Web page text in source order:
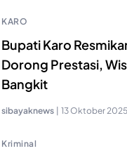
KARO
Bupati Karo
Dorong Prestasi,
Bangkit
sibayaknews 13 Oktober 2025
Kriminal